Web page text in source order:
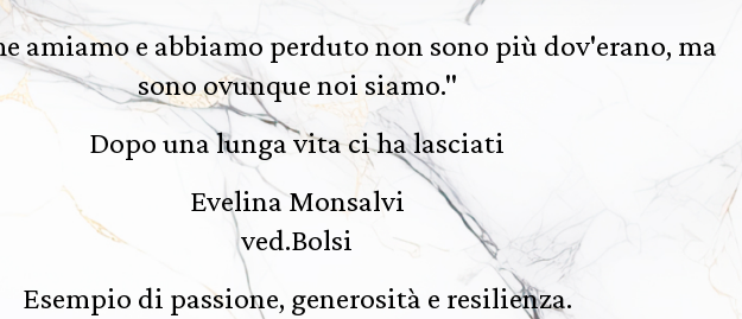
amiamo e abbiamo perduto non sono più dov'erano, ma
sono ovunque noi siamo."
Dopo una lunga vita ci ha lasciati
Evelina Monsalvi
ved.Bolsi
Esempio di passione, generosità e resilienza.